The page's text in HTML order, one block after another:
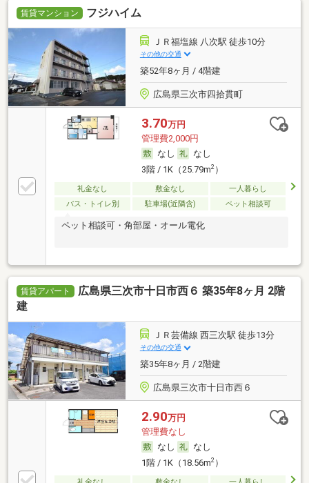
賃貸マンション フジハイム
ＪＲ福塩線 八次駅 徒歩10分
その他の交通
築52年8ヶ月 / 4階建
広島県三次市四拾貫町
3.70万円
管理費2,000円
なし
なし
3階 / 1K（25.79m2）
礼金なし 敷金なし
一人暮らし
バス・トイレ別
駐車場(近隣含) ペット相談可
ペット相談可・角部屋・オール電化
賃貸アパート
広島県三次市十日市西６ 築35年8ヶ月 2階
建
ＪＲ芸備線 西三次駅 徒歩13分
その他の交通
築35年8ヶ月 / 2階建
広島県三次市十日市西６
2.90万円
管理費なし
なし
なし
1階 / 1K（18.56m2）